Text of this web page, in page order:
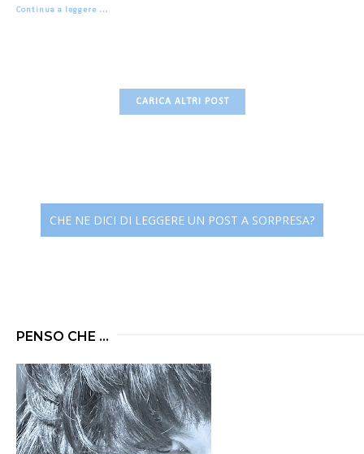
Continua a leggere …
CARICA ALTRI POST
CHE NE DICI DI LEGGERE UN POST A SORPRESA?
PENSO CHE ...